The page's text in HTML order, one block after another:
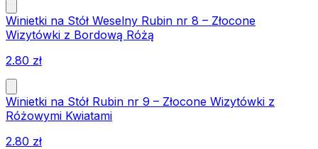
Winietki na Stół Weselny Rubin nr 8 – Złocone
Wizytówki z Bordową Różą
2.80 zł
Winietki na Stół Rubin nr 9 – Złocone Wizytówki z
Różowymi Kwiatami
2.80 zł